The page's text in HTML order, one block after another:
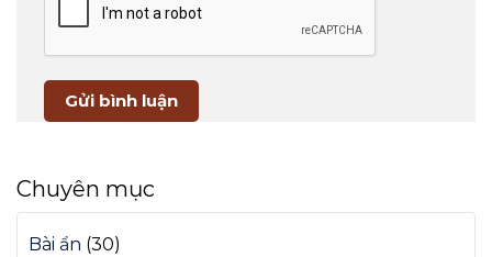
Chuyên mục
Bài ẩn (30)